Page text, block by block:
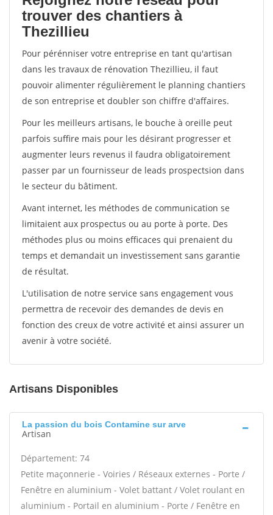
trouver des chantiers à
Thezillieu
Pour pérénniser votre entreprise en tant qu'artisan
dans les travaux de rénovation Thezillieu, il faut
pouvoir alimenter régulièrement le planning chantiers
de son entreprise et doubler son chiffre d'affaires.
Pour les meilleurs artisans, le bouche à oreille peut
parfois suffire mais pour les désirant progresser et
augmenter leurs revenus il faudra obligatoirement
passer par un fournisseur de leads prospectsion dans
le secteur du bâtiment.
Avant internet, les méthodes de communication se
limitaient aux prospectus ou au porte à porte. Des
méthodes plus ou moins efficaces qui prenaient du
temps et demandait un investissement sans garantie
de résultat.
L'utilisation de notre service sans engagement vous
permettra de recevoir des demandes de devis en
fonction des creux de votre activité et ainsi assurer un
avenir à votre société.
Artisans Disponibles
La passion du bois Contamine sur arve
Artisan
Département: 74
Petite maçonnerie - Voiries / Réseaux externes - Porte /
Fenêtre en aluminium - Volet battant / Volet roulant en
aluminium - Portail en aluminium - Porte / Fenêtre en